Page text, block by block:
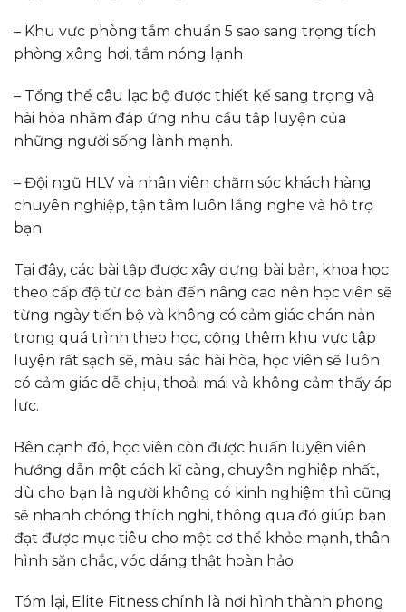
– Khu vực phòng tắm chuẩn 5 sao sang trọng tích
phòng xông hơi, tắm nóng lạnh
– Tổng thể câu lạc bộ được thiết kế sang trọng và
hài hòa nhằm đáp ứng nhu cầu tập luyện của
những người sống lành mạnh.
– Đội ngũ HLV và nhân viên chăm sóc khách hàng
chuyên nghiệp, tận tâm luôn lắng nghe và hỗ trợ
bạn.
Tại đây, các bài tập được xây dựng bài bản, khoa học
theo cấp độ từ cơ bản đến nâng cao nên học viên sẽ
từng ngày tiến bộ và không có cảm giác chán nản
trong quá trình theo học, cộng thêm khu vực tập
luyện rất sạch sẽ, màu sắc hài hòa, học viên sẽ luôn
có cảm giác dễ chịu, thoải mái và không cảm thấy áp
lưc.
Bên cạnh đó, học viên còn được huấn luyện viên
hướng dẫn một cách kĩ càng, chuyên nghiệp nhất,
dù cho bạn là người không có kinh nghiệm thì cũng
sẽ nhanh chóng thích nghi, thông qua đó giúp bạn
đạt được mục tiêu cho một cơ thể khỏe mạnh, thân
hình săn chắc, vóc dáng thật hoàn hảo.
Tóm lại, Elite Fitness chính là nơi hình thành phong